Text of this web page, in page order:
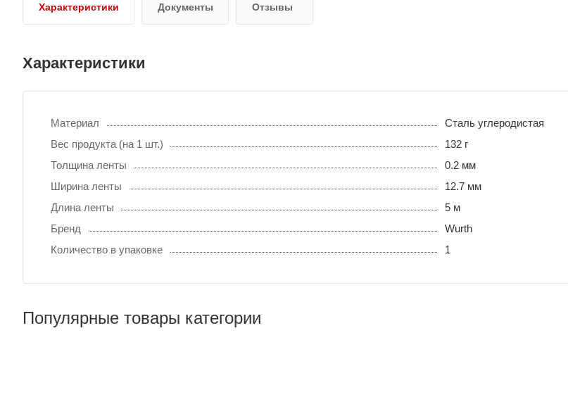
Характеристики Документы Отзывы
Характеристики
Материал
Сталь углеродистая
Вес продукта (на 1 шт.)
132 г
Толщина ленты
0.2 мм
Ширина ленты
12.7 мм
Длина ленты
5 м
Бренд
Wurth
Количество в упаковке
1
Популярные товары категории